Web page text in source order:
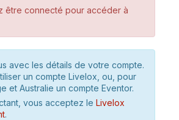
être connecté pour accéder à
avec les détails de votre compte.
un compte Livelox, ou, pour
et Australie un compte Eventor.
vous acceptez le Livelox
.